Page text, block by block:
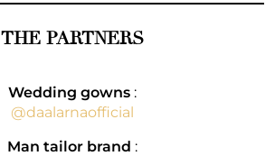
THE PARTNERS
Wedding gowns :
@daalarnaofficial
Man tailor brand :